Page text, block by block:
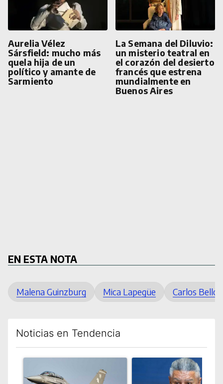
Aurelia Vélez
Sársfield: mucho más
quela hija de un
político y amante de
Sarmiento
La Semana del Diluvio:
un misterio teatral en
el corazón del desierto
francés que estrena
mundialmente en
Buenos Aires
EN ESTA NOTA
Malena Guinzburg Mica Lapegüe Carlos
Noticias en Tendencia
Un artículo de tendencia con el título "Los aviones F 16
Un artículo de tendencia